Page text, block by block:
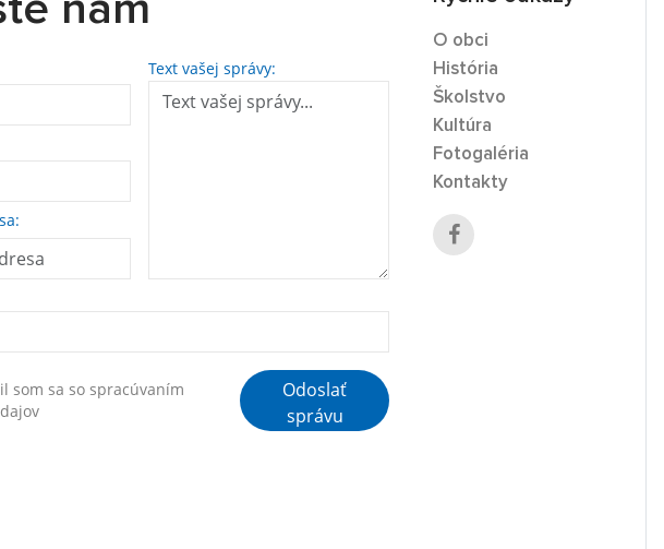
nám
Text vašej správy:
som sa so spracúvaním
Odoslať
správu
O obci
História
Školstvo
Kultúra
Fotogaléria
Kontakty